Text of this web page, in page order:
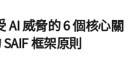
AI 威脅的 6 個核心關
框架原則